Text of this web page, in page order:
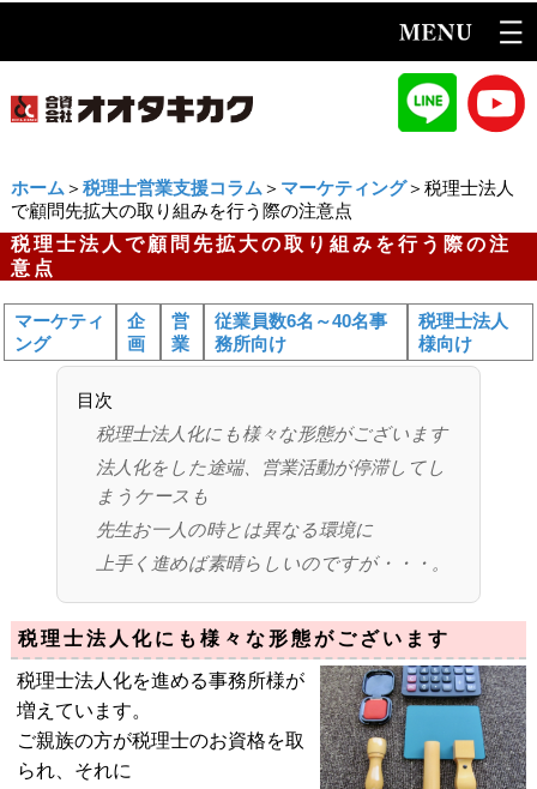
ホーム ＞ 税理士営業支援コラム ＞ マーケティング＞税理士法人
で顧問先拡大の取り組みを行う際の注意点
税理士法人で顧問先拡大の取り組みを行う際の注
意点
マーケティ
ング
企
画
営
業
従業員数6名～40名事
務所向け
税理士法人
様向け
目次
税理士法人化にも様々な形態がございます
法人化をした途端、営業活動が停滞してし
まうケースも
先生お一人の時とは異なる環境に
上手く進めば素晴らしいのですが・・・。
税理士法人化にも様々な形態がございます
税理士法人化を進める事務所様が
増えています。
ご親族の方が税理士のお資格を取
られ、それに